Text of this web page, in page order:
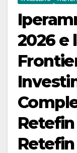
2026 e
Retefin